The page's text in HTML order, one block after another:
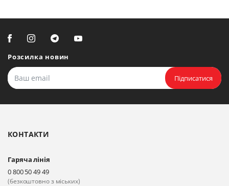
Розсилка новин
Підписатися
КОНТАКТИ
Гаряча лінія
0 800 50 49 49
(безкоштовно з міських)